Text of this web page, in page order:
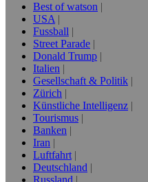
Best of watson
USA
Fussball
Street Parade
Donald Trump
Italien
Gesellschaft & Politik
Zürich
Künstliche Intelligenz
Tourismus
Banken
Iran
Luftfahrt
Deutschland
Russland